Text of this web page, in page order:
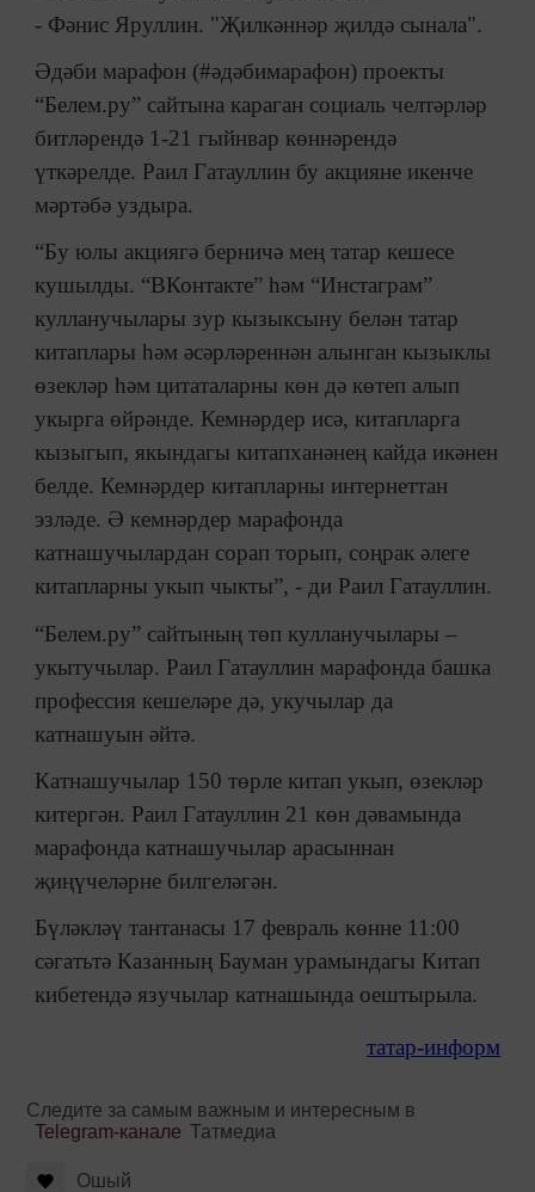
- Фәнис Яруллин. "Җилкәннәр җилдә сынала".
Әдәби марафон (#әдәбимарафон) проекты
“Белем.ру” сайтына караган социаль челтәрләр
битләрендә 1-21 гыйнвар көннәрендә
үткәрелде. Раил Гатауллин бу акцияне икенче
мәртәбә уздыра.
“Бу юлы акциягә берничә мең татар кешесе
кушылды. “ВКонтакте” һәм “Инстаграм”
кулланучылары зур кызыксыну белән татар
китаплары һәм әсәрләреннән алынган кызыклы
өзекләр һәм цитаталарны көн дә көтеп алып
укырга өйрәнде. Кемнәрдер исә, китапларга
кызыгып, якындагы китапханәнең кайда икәнен
белде. Кемнәрдер китапларны интернеттан
эзләде. Ә кемнәрдер марафонда
катнашучылардан сорап торып, соңрак әлеге
китапларны укып чыкты”, - ди Раил Гатауллин.
“Белем.ру” сайтының төп кулланучылары –
укытучылар. Раил Гатауллин марафонда башка
профессия кешеләре дә, укучылар да
катнашуын әйтә.
Катнашучылар 150 төрле китап укып, өзекләр
китергән. Раил Гатауллин 21 көн дәвамында
марафонда катнашучылар арасыннан
җиңүчеләрне билгеләгән.
Бүләкләү тантанасы 17 февраль көнне 11:00
сәгатьтә Казанның Бауман урамындагы Китап
кибетендә язучылар катнашында оештырыла.
татар-информ
Следите за самым важным и интересным в
Telegram-канале Татмедиа
Ошый